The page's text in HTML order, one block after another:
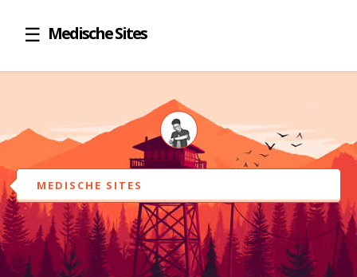
Medische Sites
MEDISCHE SITES